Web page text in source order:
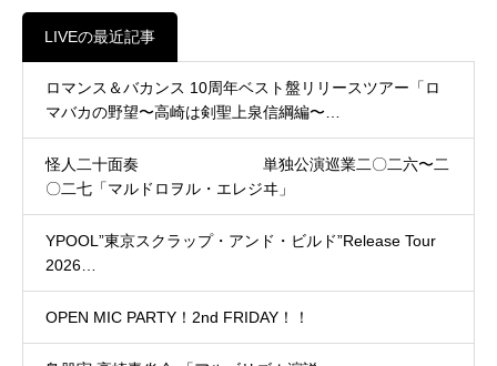
LIVEの最近記事
ロマンス＆バカンス 10周年ベスト盤リリースツアー「ロ
マバカの野望〜高崎は剣聖上泉信綱編〜…
怪人二十面奏 単独公演巡業二〇二六〜二
〇二七「マルドロヲル・エレジヰ」
YPOOL”東京スクラップ・アンド・ビルド”Release Tour
2026…
OPEN MIC PARTY！2nd FRIDAY！！